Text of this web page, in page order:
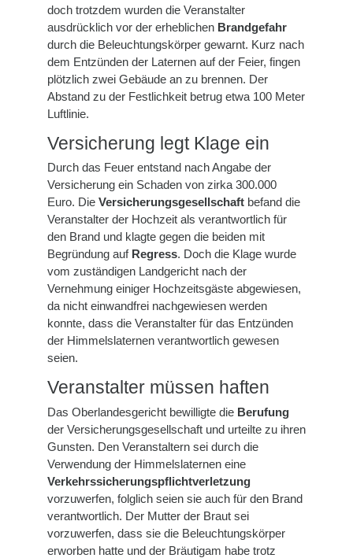
doch trotzdem wurden die Veranstalter
ausdrücklich vor der erheblichen Brandgefahr
durch die Beleuchtungskörper gewarnt. Kurz nach
dem Entzünden der Laternen auf der Feier, fingen
plötzlich zwei Gebäude an zu brennen. Der
Abstand zu der Festlichkeit betrug etwa 100 Meter
Luftlinie.
Versicherung legt Klage ein
Durch das Feuer entstand nach Angabe der
Versicherung ein Schaden von zirka 300.000
Euro. Die Versicherungsgesellschaft befand die
Veranstalter der Hochzeit als verantwortlich für
den Brand und klagte gegen die beiden mit
Begründung auf Regress. Doch die Klage wurde
vom zuständigen Landgericht nach der
Vernehmung einiger Hochzeitsgäste abgewiesen,
da nicht einwandfrei nachgewiesen werden
konnte, dass die Veranstalter für das Entzünden
der Himmelslaternen verantwortlich gewesen
seien.
Veranstalter müssen haften
Das Oberlandesgericht bewilligte die Berufung
der Versicherungsgesellschaft und urteilte zu ihren
Gunsten. Den Veranstaltern sei durch die
Verwendung der Himmelslaternen eine
Verkehrssicherungspflichtverletzung
vorzuwerfen, folglich seien sie auch für den Brand
verantwortlich. Der Mutter der Braut sei
vorzuwerfen, dass sie die Beleuchtungskörper
erworben hatte und der Bräutigam habe trotz